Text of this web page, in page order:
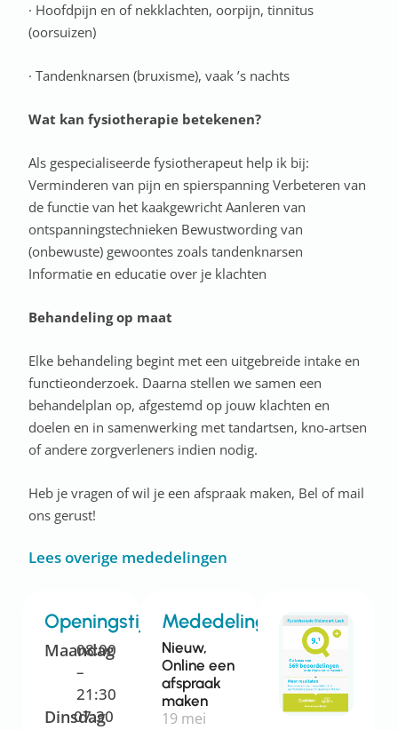
· Hoofdpijn en of nekklachten, oorpijn, tinnitus
(oorsuizen)
· Tandenknarsen (bruxisme), vaak ’s nachts
Wat kan fysiotherapie betekenen?
Als gespecialiseerde fysiotherapeut help ik bij:
Verminderen van pijn en spierspanning Verbeteren van
de functie van het kaakgewricht Aanleren van
ontspanningstechnieken Bewustwording van
(onbewuste) gewoontes zoals tandenknarsen
Informatie en educatie over je klachten
Behandeling op maat
Elke behandeling begint met een uitgebreide intake en
functieonderzoek. Daarna stellen we samen een
behandelplan op, afgestemd op jouw klachten en
doelen en in samenwerking met tandartsen, kno-artsen
of andere zorgverleners indien nodig.
Heb je vragen of wil je een afspraak maken, Bel of mail
ons gerust!
Lees overige mededelingen
Openingstijden
Maandag
08:00
–
21:30
Dinsdag
07:30
Mededelingen
Nieuw,
Online een
afspraak
maken
19 mei